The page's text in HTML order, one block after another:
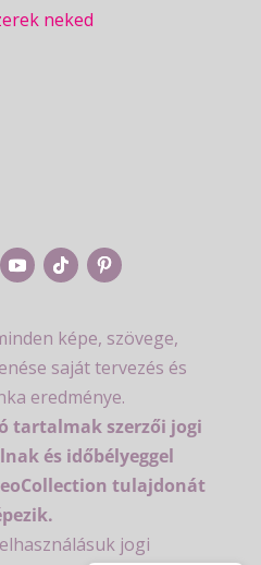
neked
képe, szövege,
saját tervezés és
eredménye.
tartalmak szerzői jogi
és időbélyeggel
tulajdonát
jogi